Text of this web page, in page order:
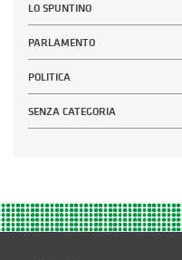
LO SPUNTINO
PARLAMENTO
POLITICA
SENZA CATEGORIA